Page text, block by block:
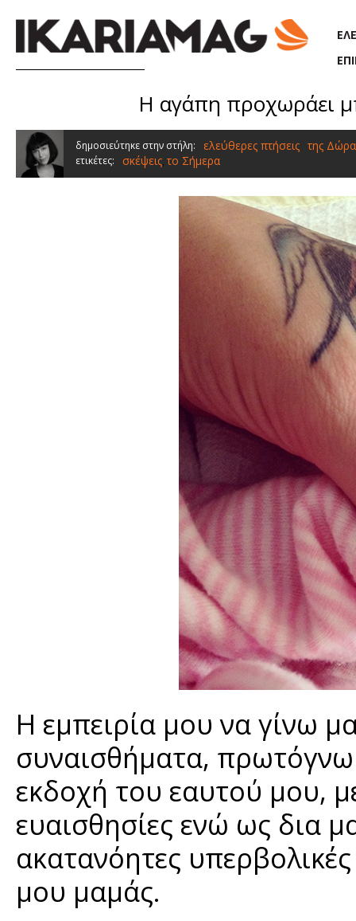
Η αγάπη προχωράει
δημοσιεύτηκε στην στήλη: ελεύθερες πτήσεις της
ετικέτες: σκέψεις, το Σήμερα
Η εμπειρία μου να γίνω
συναισθήματα,
εκδοχή του εαυτού μου,
ευαισθησίες ενώ ως δια
ακατανόητες
μου μαμάς.